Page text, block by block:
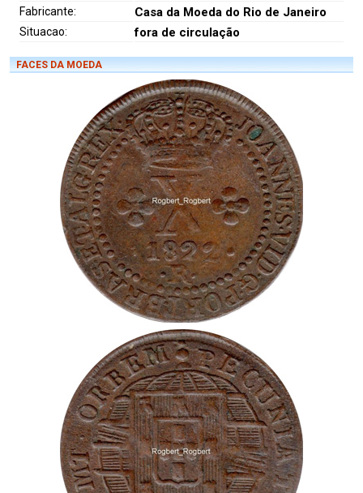
Fabricante: Casa da Moeda do Rio de Janeiro
Situacao: fora de circulação
FACES DA MOEDA